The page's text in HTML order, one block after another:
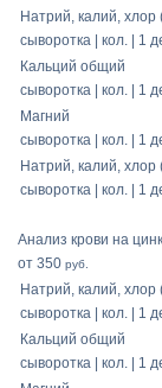
Натрий, калий, хлор
сыворотка | кол. | 1
Кальций общий
сыворотка | кол. | 1
Магний
сыворотка | кол. | 1
Натрий, калий, хлор
сыворотка | кол. | 1
Анализ крови на цинк
от 350 руб.
Натрий, калий, хлор
сыворотка | кол. | 1
Кальций общий
сыворотка | кол. | 1